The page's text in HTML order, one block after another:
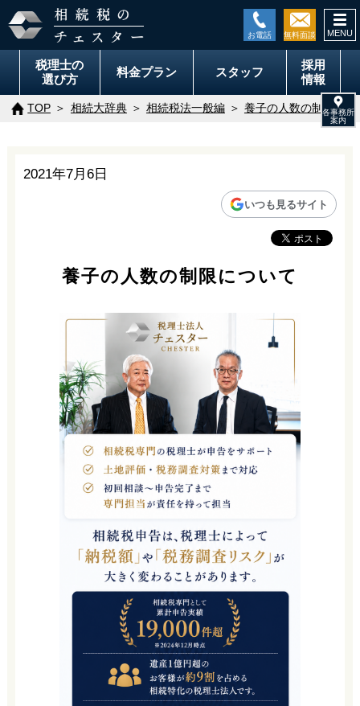
税理士の
選び方
料金プラン スタッフ
採用
情報
TOP 相続大辞典 相続税法一般編 養子の人数の制限につ
2021年7月6日
いつも見るサイト
養子の人数の制限について